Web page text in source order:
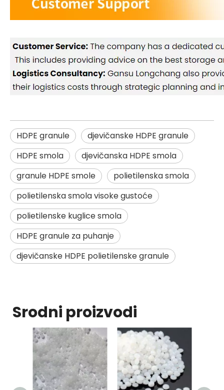
HDPE granule
djevičanske HDPE granule
HDPE smola
djevičanska HDPE smola
granule HDPE smole
polietilenska smola
polietilenska smola visoke gustoće
polietilenske kuglice smola
HDPE granule za puhanje
djevičanske HDPE polietilenske granule
Srodni proizvodi